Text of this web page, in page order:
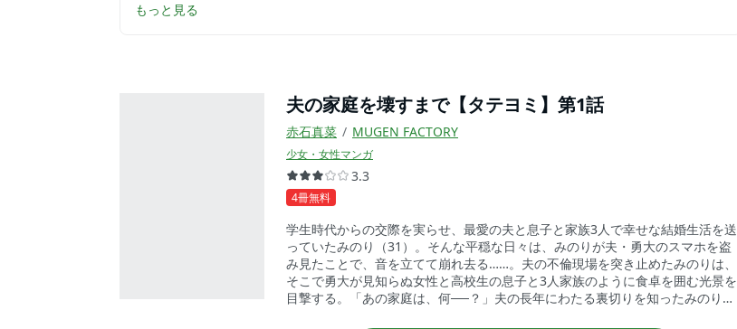
もっと見る
夫の家庭を壊すまで【タテヨミ】第1話
赤石真菜 MUGEN FACTORY
少女・女性マンガ
3.3
4冊無料
学生時代からの交際を実らせ、最愛の夫と息子と家族3人で幸せな結婚生活を送
っていたみのり（31）。そんな平穏な日々は、みのりが夫・勇大のスマホを盗
み見たことで、音を立てて崩れ去る……。夫の不倫現場を突き止めたみのりは、
そこで勇大が見知らぬ女性と高校生の息子と3人家族のように食卓を囲む光景を
目撃する。「あの家庭は、何──？」夫の長年にわたる裏切りを知ったみのり